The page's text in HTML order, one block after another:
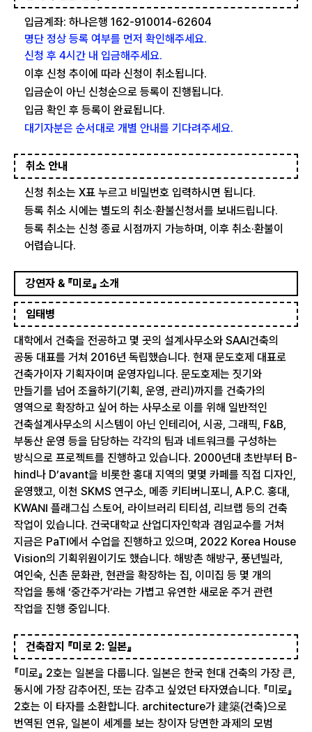
입금계좌: 하나은행 162-910014-62604
명단 정상 등록 여부를 먼저 확인해주세요.
신청 후 4시간 내 입금해주세요.
이후 신청 추이에 따라 신청이 취소됩니다.
입금순이 아닌 신청순으로 등록이 진행됩니다.
입금 확인 후 등록이 완료됩니다.
대기자분은 순서대로 개별 안내를 기다려주세요.
취소 안내
신청 취소는 X표 누르고 비밀번호 입력하시면 됩니다.
등록 취소 시에는 별도의 취소·환불신청서를 보내드립니다.
등록 취소는 신청 종료 시점까지 가능하며, 이후 취소·환불이
어렵습니다.
강연자 & 『미로』 소개
임태병
대학에서 건축을 전공하고 몇 곳의 설계사무소와 SAAI건축의
공동 대표를 거쳐 2016년 독립했습니다. 현재 문도호제 대표로
건축가이자 기획자이며 운영자입니다. 문도호제는 짓기와
만들기를 넘어 조율하기(기획, 운영, 관리)까지를 건축가의
영역으로 확장하고 싶어 하는 사무소로 이를 위해 일반적인
건축설계사무소의 시스템이 아닌 인테리어, 시공, 그래픽, F&B,
부동산 운영 등을 담당하는 각각의 팀과 네트워크를 구성하는
방식으로 프로젝트를 진행하고 있습니다. 2000년대 초반부터 B-
hind나 D’avant을 비롯한 홍대 지역의 몇몇 카페를 직접 디자인,
운영했고, 이천 SKMS 연구소, 메종 키티버니포니, A.P.C. 홍대,
KWANI 플래그십 스토어, 라이브러리 티티섬, 리브랩 등의 건축
작업이 있습니다. 건국대학교 산업디자인학과 겸임교수를 거쳐
지금은 PaTI에서 수업을 진행하고 있으며, 2022 Korea House
Vision의 기획위원이기도 했습니다. 해방촌 해방구, 풍년빌라,
여인숙, 신촌 문화관, 현관을 확장하는 집, 이미집 등 몇 개의
작업을 통해 ‘중간주거’라는 가볍고 유연한 새로운 주거 관련
작업을 진행 중입니다.
건축잡지 『미로 2: 일본』
『미로』 2호는 일본을 다룹니다. 일본은 한국 현대 건축의 가장 큰,
동시에 가장 감추어진, 또는 감추고 싶었던 타자였습니다. 『미로』
2호는 이 타자를 소환합니다. architecture가 建築(건축)으로
번역된 연유, 일본이 세계를 보는 창이자 당면한 과제의 모범